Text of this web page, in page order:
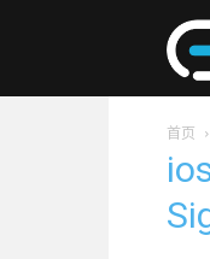
首页